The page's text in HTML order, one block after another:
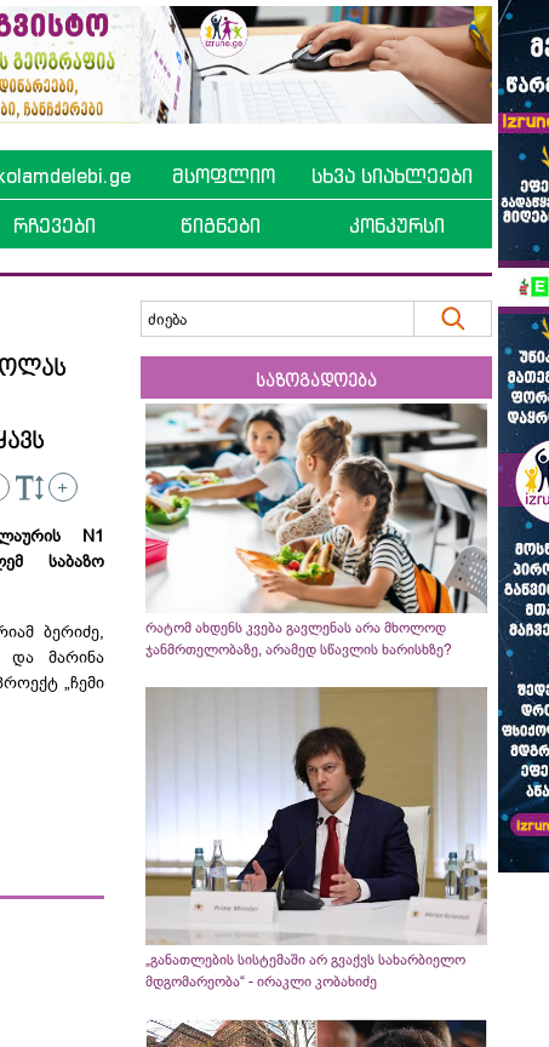
მსოფლიო სხვა სიახლეები
რჩევები წიგნები კონკურსი
+
N1
საბაზო
ბერიძე,
და მარინა
„ჩემი
საზოგადოება
რატომ ახდენს კვება გავლენას არა მხოლოდ
ჯანმრთელობაზე, არამედ სწავლის ხარისხზე?
„განათლების სისტემაში არ გვაქვს სახარბიელო
მდგომარეობა“ - ირაკლი კობახიძე